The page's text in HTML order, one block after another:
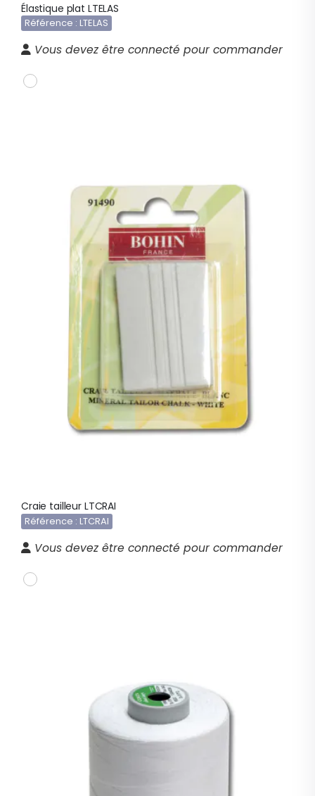
Élastique plat LTELAS
Référence : LTELAS
Vous devez être connecté pour commander
Craie tailleur LTCRAI
Référence : LTCRAI
Vous devez être connecté pour commander